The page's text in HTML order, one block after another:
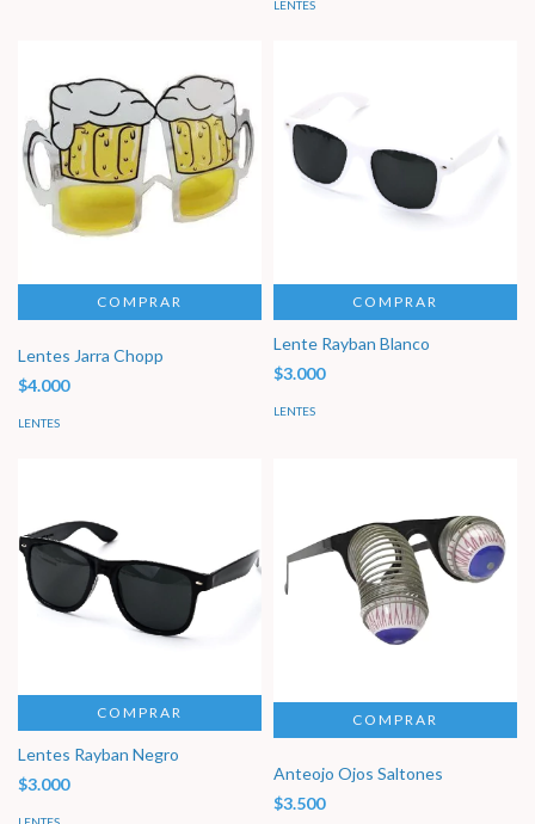
LENTES
Lentes Jarra Chopp
$4.000
LENTES
COMPRAR
Lente Rayban Blanco
$3.000
LENTES
COMPRAR
Lentes Rayban Negro
$3.000
LENTES
Anteojo Ojos Saltones
$3.500